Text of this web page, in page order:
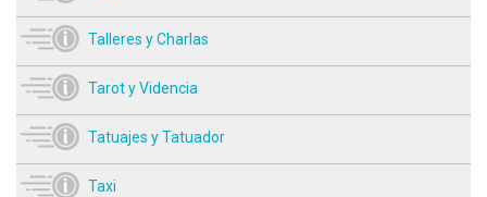
Talleres y Charlas
Tarot y Videncia
Tatuajes y Tatuador
Taxi